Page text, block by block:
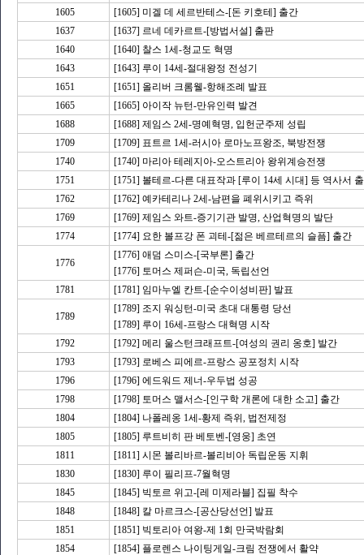
1605
[1605] 미겔 데 세르반테스-[돈 키호테] 출간
1637
[1637] 르네 데카르트-[방법서설] 출판
1640
[1640] 찰스 1세-청교도 혁명
1643
[1643] 루이 14세-절대왕정 전성기
1651
[1651] 올리버 크롬웰-항해조례 발표
1665
[1665] 아이작 뉴턴-만유인력 발견
1688
[1688] 제임스 2세-명예혁명, 입헌군주제 성립
1709
[1709] 표트르 1세-러시아 로마노프왕조, 북방전쟁
1740
[1740] 마리아 테레지아-오스트리아 왕위계승전쟁
1751
[1751] 볼테르-다른 대표작과 [루이 14세 시대] 등 역사서
1762
[1762] 예카테리나 2세-남편을 폐위시키고 즉위
1769
[1769] 제임스 와트-증기기관 발명, 산업혁명의 발단
1774
[1774] 요한 볼프강 폰 괴테-[젊은 베르테르의 슬픔] 출간
1776
[1776] 애덤 스미스-[국부론] 출간
[1776] 토머스 제퍼슨-미국, 독립선언
1781
[1781] 임마누엘 칸트-[순수이성비판] 발표
1789
[1789] 조지 워싱턴-미국 초대 대통령 당선
[1789] 루이 16세-프랑스 대혁명 시작
1792
[1792] 메리 울스턴크래프트-[여성의 권리 옹호] 발간
1793
[1793] 로베스 피에르-프랑스 공포정치 시작
1796
[1796] 에드워드 제너-우두법 성공
1798
[1798] 토머스 맬서스-[인구학 개론에 대한 소고] 출간
1804
[1804] 나폴레옹 1세-황제 즉위, 법전제정
1805
[1805] 루트비히 판 베토벤-[영웅] 초연
1811
[1811] 시몬 볼리바르-볼리비아 독립운동 지휘
1830
[1830] 루이 필리프-7월혁명
1845
[1845] 빅토르 위고-[레 미제라블] 집필 착수
1848
[1848] 칼 마르크스-[공산당선언] 발표
1851
[1851] 빅토리아 여왕-제 1회 만국박람회
1854
[1854] 플로렌스 나이팅게일-크림 전쟁에서 활약